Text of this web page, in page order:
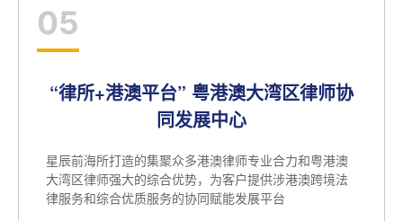
05
“律所+港澳平台” 粤港澳大湾区律师协
同发展中心
星辰前海所打造的集聚众多港澳律师专业合力和粤港澳
大湾区律师强大的综合优势，为客户提供涉港澳跨境法
律服务和综合优质服务的协同赋能发展平台